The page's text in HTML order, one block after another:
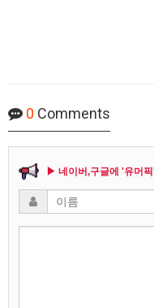
0 Comments
▶ 네이버,구글에 '유머